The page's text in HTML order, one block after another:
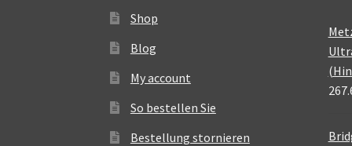
Shop
Blog
My account
So bestellen Sie
Bestellung stornieren